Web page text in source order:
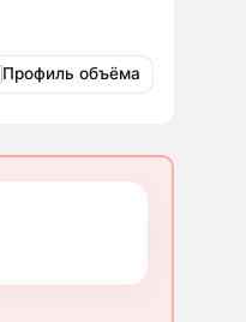
Профиль объёма